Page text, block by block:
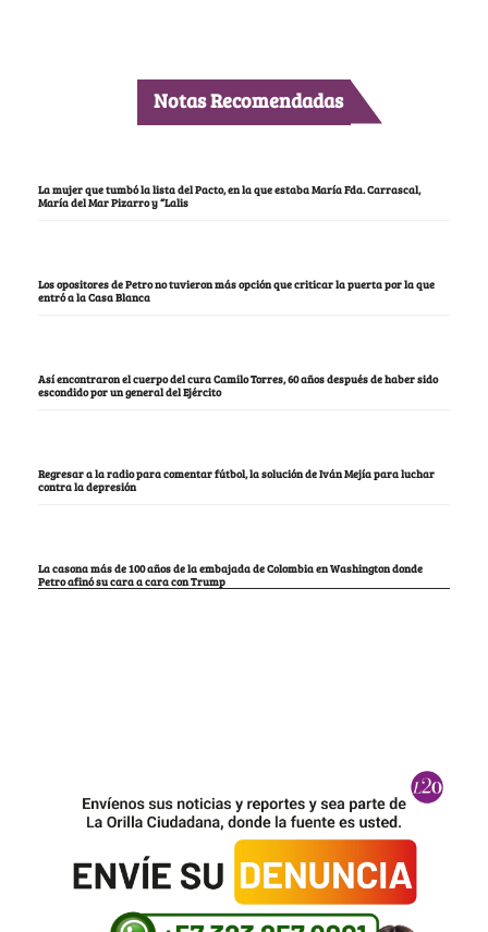
Notas Recomendadas
La mujer que tumbó la lista del Pacto, en la que estaba María Fda. Carrascal,
María del Mar Pizarro y “Lalis
Los opositores de Petro no tuvieron más opción que criticar la puerta por la que
entró a la Casa Blanca
Así encontraron el cuerpo del cura Camilo Torres, 60 años después de haber sido
escondido por un general del Ejército
Regresar a la radio para comentar fútbol, la solución de Iván Mejía para luchar
contra la depresión
La casona más de 100 años de la embajada de Colombia en Washington donde
Petro afinó su cara a cara con Trump